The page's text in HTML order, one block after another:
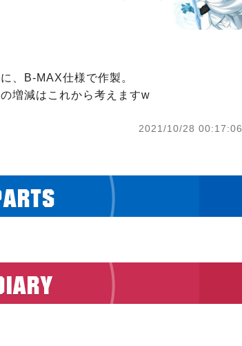
、B-MAX仕様で作製。
増減はこれから考えますw
2021/10/28 00:17:06